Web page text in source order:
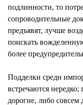
подлинности, то
сопроводительные
предъявят, лучше
поискать
более
Подделки среди
встречаются
дорогие, либо